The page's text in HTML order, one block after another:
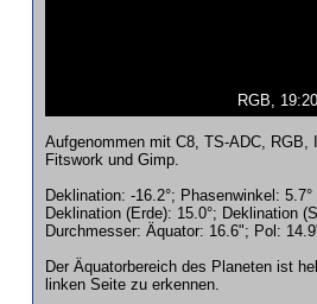
RGB,
Aufgenommen mit C8, TS-ADC,
Fitswork und Gimp.
Deklination: -16.2°; Phasenwinkel: 5.7°
Deklination (Erde): 15.0°; Deklination
Durchmesser: Äquator: 16.6"; Pol:
Der Äquatorbereich des Planeten ist
linken Seite zu erkennen.